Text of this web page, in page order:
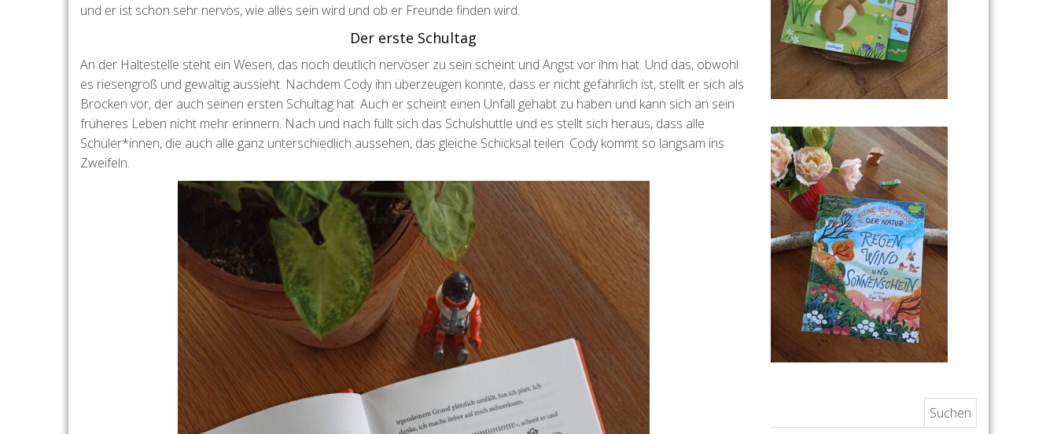
und er ist schon sehr nervös, wie alles sein wird und ob er Freunde finden wird.
Der erste Schultag
An der Haltestelle steht ein Wesen, das noch deutlich nervöser zu sein scheint und Angst vor ihm hat. Und das, obwohl
es riesengroß und gewaltig aussieht. Nachdem Cody ihn überzeugen konnte, dass er nicht gefährlich ist, stellt er sich als
Brocken vor, der auch seinen ersten Schultag hat. Auch er scheint einen Unfall gehabt zu haben und kann sich an sein
früheres Leben nicht mehr erinnern. Nach und nach füllt sich das Schulshuttle und es stellt sich heraus, dass alle
Schüler*innen, die auch alle ganz unterschiedlich aussehen, das gleiche Schicksal teilen. Cody kommt so langsam ins
Zweifeln.